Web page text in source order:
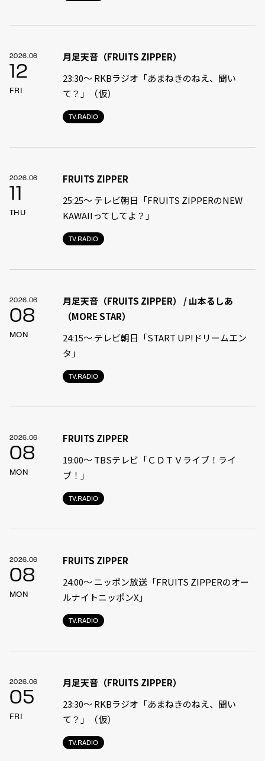
2026.06
12
FRI
TV.RADIO
月足天音（FRUITS ZIPPER）
23:30〜 RKBラジオ「あまねきのねえ、聞い
て？」（仮）
2026.06
11
THU
TV.RADIO
FRUITS ZIPPER
25:25～ テレビ朝日「FRUITS ZIPPERのNEW
KAWAIIってしてよ？」
2026.06
08
MON
TV.RADIO
月足天音（FRUITS ZIPPER） / 山本るしあ
（MORE STAR）
24:15〜 テレビ朝日「START UP!ドリームエン
タ」
2026.06
08
MON
TV.RADIO
FRUITS ZIPPER
19:00〜 TBSテレビ「ＣＤＴＶライブ！ライ
ブ！」
2026.06
08
MON
TV.RADIO
FRUITS ZIPPER
24:00〜 ニッポン放送「FRUITS ZIPPERのオー
ルナイトニッポンX」
2026.06
05
FRI
TV.RADIO
月足天音（FRUITS ZIPPER）
23:30〜 RKBラジオ「あまねきのねえ、聞い
て？」（仮）